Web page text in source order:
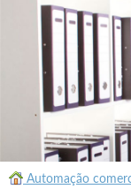
Automação